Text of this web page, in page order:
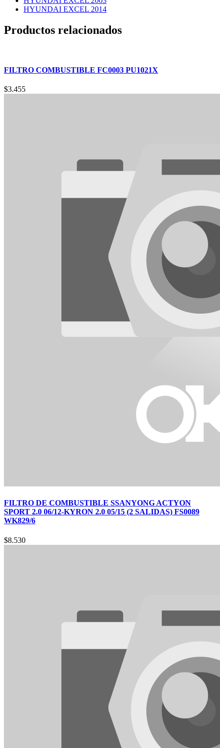
HYUNDAI EXCEL 2014
Productos relacionados
FILTRO COMBUSTIBLE FC0003 PU1021X
$3.455
FILTRO DE COMBUSTIBLE SSANYONG ACTYON
SPORT 2.0 06/12-KYRON 2.0 05/15 (2 SALIDAS) FS0089
WK829/6
$8.530